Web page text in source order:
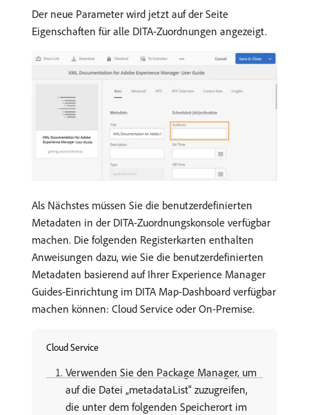
Der neue Parameter wird jetzt auf der Seite
Eigenschaften für alle DITA-Zuordnungen angezeigt.
Als Nächstes müssen Sie die benutzerdefinierten
Metadaten in der DITA-Zuordnungskonsole verfügbar
machen. Die folgenden Registerkarten enthalten
Anweisungen dazu, wie Sie die benutzerdefinierten
Metadaten basierend auf Ihrer Experience Manager
Guides-Einrichtung im DITA Map-Dashboard verfügbar
machen können: Cloud Service oder On-Premise.
Cloud Service
Verwenden Sie den Package Manager, um
auf die Datei „metadataList“ zuzugreifen,
die unter dem folgenden Speicherort im